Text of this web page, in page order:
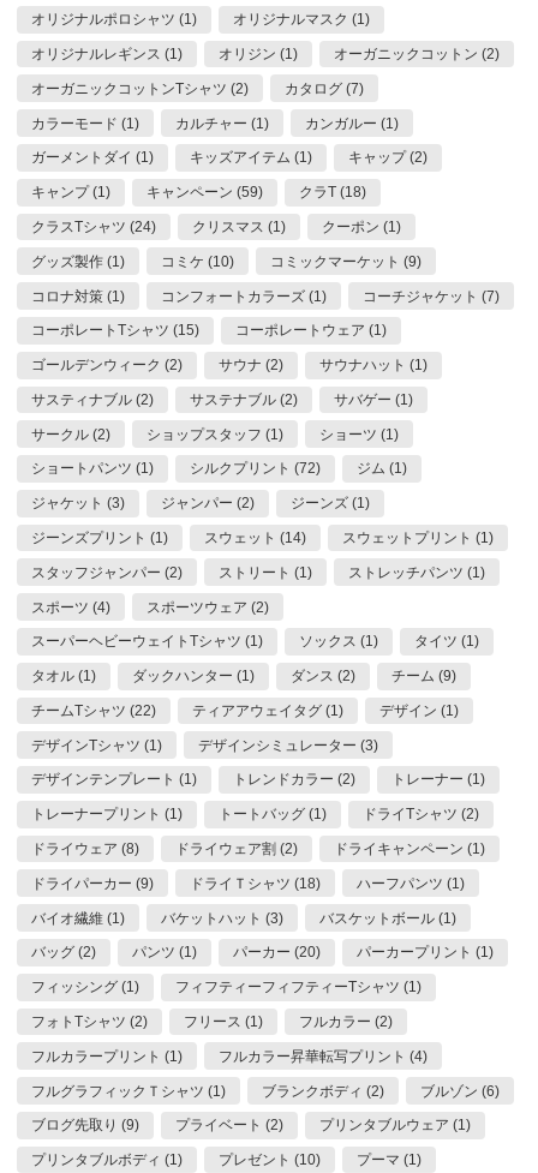
オリジナルポロシャツ (1) オリジナルマスク (1)
オリジナルレギンス (1) オリジン (1) オーガニックコットン (2)
オーガニックコットンTシャツ (2) カタログ (7)
カラーモード (1) カルチャー (1) カンガルー (1)
ガーメントダイ (1) キッズアイテム (1) キャップ (2)
キャンプ (1) キャンペーン (59) クラT (18)
クラスTシャツ (24) クリスマス (1) クーポン (1)
グッズ製作 (1) コミケ (10) コミックマーケット (9)
コロナ対策 (1) コンフォートカラーズ (1) コーチジャケット (7)
コーポレートTシャツ (15) コーポレートウェア (1)
ゴールデンウィーク (2) サウナ (2) サウナハット (1)
サスティナブル (2) サステナブル (2) サバゲー (1)
サークル (2) ショップスタッフ (1) ショーツ (1)
ショートパンツ (1) シルクプリント (72) ジム (1)
ジャケット (3) ジャンパー (2) ジーンズ (1)
ジーンズプリント (1) スウェット (14) スウェットプリント (1)
スタッフジャンパー (2) ストリート (1) ストレッチパンツ (1)
スポーツ (4) スポーツウェア (2)
スーパーヘビーウェイトTシャツ (1) ソックス (1) タイツ (1)
タオル (1) ダックハンター (1) ダンス (2) チーム (9)
チームTシャツ (22) ティアアウェイタグ (1) デザイン (1)
デザインTシャツ (1) デザインシミュレーター (3)
デザインテンプレート (1) トレンドカラー (2) トレーナー (1)
トレーナープリント (1) トートバッグ (1) ドライTシャツ (2)
ドライウェア (8) ドライウェア割 (2) ドライキャンペーン (1)
ドライパーカー (9) ドライＴシャツ (18) ハーフパンツ (1)
バイオ繊維 (1) バケットハット (3) バスケットボール (1)
バッグ (2) パンツ (1) パーカー (20) パーカープリント (1)
フィッシング (1) フィフティーフィフティーTシャツ (1)
フォトTシャツ (2) フリース (1) フルカラー (2)
フルカラープリント (1) フルカラー昇華転写プリント (4)
フルグラフィックＴシャツ (1) ブランクボディ (2) ブルゾン (6)
ブログ先取り (9) プライベート (2) プリンタブルウェア (1)
プリンタブルボディ (1) プレゼント (10) プーマ (1)